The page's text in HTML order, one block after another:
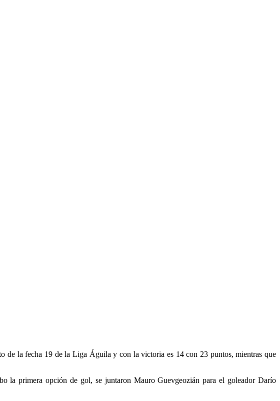
de la fecha 19 de la Liga Águila y con la victoria es 14 con 23 puntos, mientras que
la primera opción de gol, se juntaron Mauro Guevgeozián para el goleador Darío